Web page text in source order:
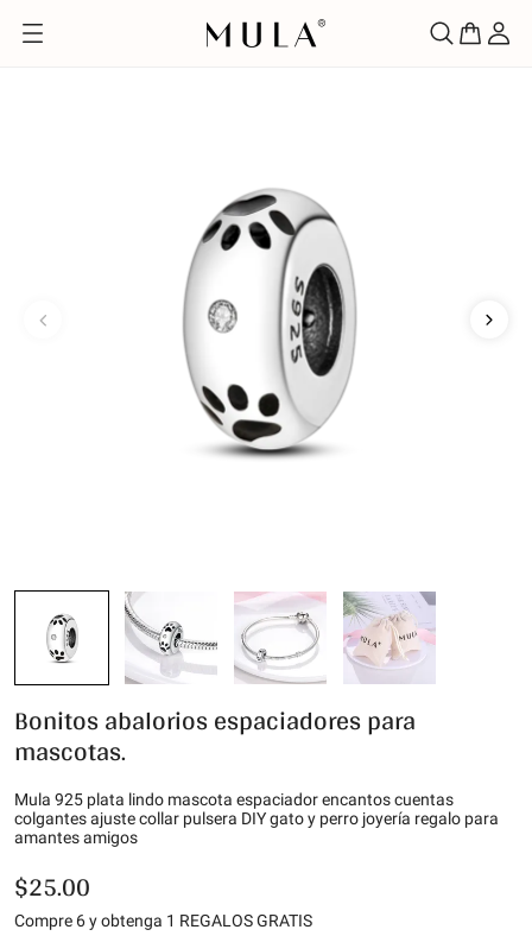
Bonitos abalorios espaciadores para
mascotas.
Mula 925 plata lindo mascota espaciador encantos cuentas
colgantes ajuste collar pulsera DIY gato y perro joyería regalo para
amantes amigos
$25.00
Compre 6 y obtenga 1 REGALOS GRATIS